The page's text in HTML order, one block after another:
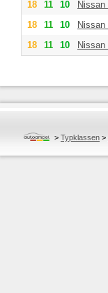
18 11 10 Nissan
18
11 10 Nissan
18
11 10 Nissan
> Typklassen >